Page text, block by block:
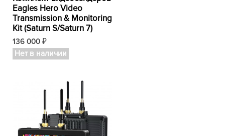
Eagles Hero Video
Transmission & Monitoring
Kit (Saturn S/Saturn 7)
136 000 ₽
Нет в наличии